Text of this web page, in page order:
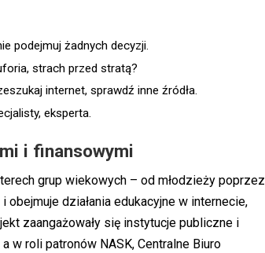
podejmuj żadnych decyzji.
strach przed stratą?
internet, sprawdź inne źródła.
eksperta.
i finansowymi
grup wiekowych – od młodzieży poprzez
obejmuje działania edukacyjne w internecie,
zaangażowały się instytucje publiczne i
w roli patronów NASK, Centralne Biuro